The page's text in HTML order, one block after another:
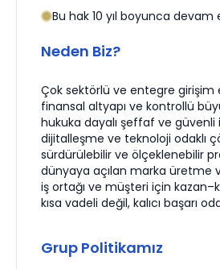
Bu hak 10 yıl boyunca devam
Neden Biz?
Çok sektörlü ve entegre girişim
finansal altyapı ve kontrollü
hukuka dayalı şeffaf ve güvenli
dijitalleşme ve teknoloji odaklı
sürdürülebilir ve ölçeklenebilir
dünyaya açılan marka üretme
iş ortağı ve müşteri için
kısa vadeli değil, kalıcı başarı
Grup Politikamız